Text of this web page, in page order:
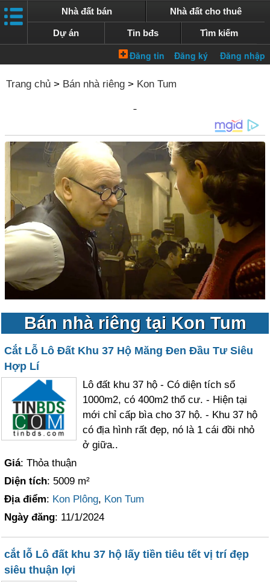
Nhà đất bán Nhà đất cho thuê
Dự án Tin bđs Tìm kiếm
Trang chủ > Bán nhà riêng > Kon Tum
Bán nhà riêng tại Kon Tum
Cắt Lỗ Lô Đất Khu 37 Hộ Măng Đen Đầu Tư Siêu
Hợp Lí
Lô đất khu 37 hộ - Có diện tích sổ
1000m2, có 400m2 thổ cư. - Hiện tại
mới chỉ cấp bìa cho 37 hộ. - Khu 37 hộ
có địa hình rất đẹp, nó là 1 cái đồi nhỏ
ở giữa..
Giá: Thỏa thuận
Diện tích: 5009 m²
Địa điểm: Kon Plông, Kon Tum
Ngày đăng: 11/1/2024
cắt lỗ Lô đất khu 37 hộ lấy tiền tiêu tết vị trí đẹp
siêu thuận lợi